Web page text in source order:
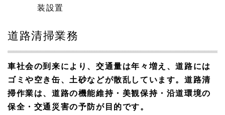
装設置
道路清掃業務
車社会の到来により、交通量は年々増え、道路には
ゴミや空き缶、土砂などが散乱しています。道路清
掃作業は、道路の機能維持・美観保持・沿道環境の
保全・交通災害の予防が目的です。